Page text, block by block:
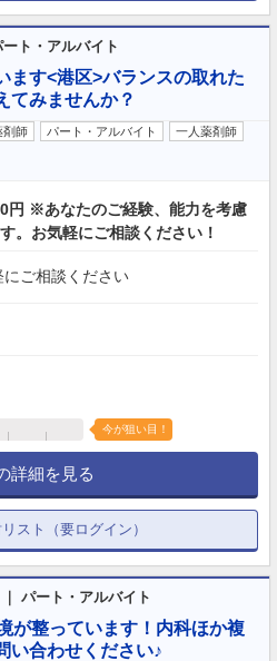
ト・アルバイト
ます<港区>バランスの取れた
てみませんか？
剤師 パート・アルバイト
一人薬剤師
円 ※あなたのご経験、能力を考慮
。お気軽にご相談ください！
ご相談ください
今が狙い目！
詳細を見る
スト（要ログイン）
パート・アルバイト
が整っています！内科ほか複
い合わせください♪